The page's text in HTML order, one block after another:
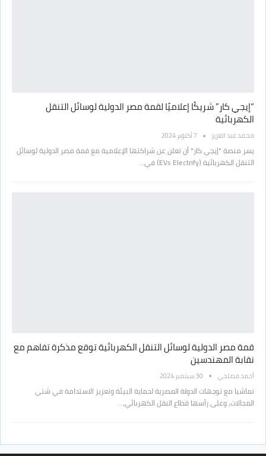
“إيجي كار” شريكًا إعلاميًا لقمة مصر الدولية لوسائل التنقل
الكهربائية
محمد عبد العزيز 7 أكتوبر 2024
يسر منصة "إيجي كار" أن تعلن عن شراكتها الإعلامية مع قمة مصر الدولية لوسائل
التنقل الكهربائية (EVs Electrify) في…
قمة مصر الدولية لوسائل التنقل الكهربائية توقع مذكرة تفاهم مع
نقابة المهندسين
أحمد مصلحي 30 سبتمبر 2024
تماشيا مع توجهات الدولة المصرية لحماية البيئة وتعزيز الاستدامة في شتى
المجالات، وعلى رأسها قطاع النقل الكهربائي،…